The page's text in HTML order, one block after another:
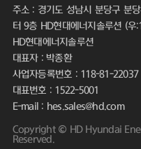
주소 : 경기도 성남시 분당구 분
터 9층 HD현대에너지솔루션 (우
HD현대에너지솔루션
대표자 : 박종환
사업자등록번호 : 118-81-22037
대표번호 : 1522-5001
E-mail : hes.sales@hd.com
Copyright © HD Hyundai
Reserved.